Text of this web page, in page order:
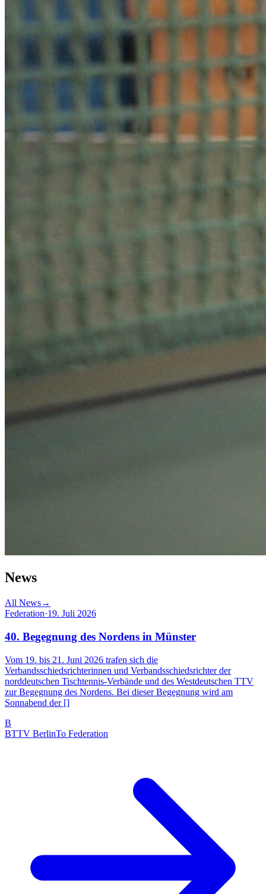
News
All News→
Federation·19. Juli 2026
40. Begegnung des Nordens in Münster
Vom 19. bis 21. Juni 2026 trafen sich die
Verbandsschiedsrichterinnen und Verbandsschiedsrichter der
norddeutschen Tischtennis-Verbände und des Westdeutschen TTV
zur Begegnung des Nordens. Bei dieser Begegnung wird am
Sonnabend der []
B
BTTV BerlinTo Federation